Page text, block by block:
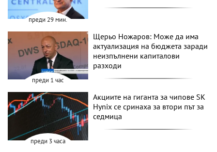
преди 29 мин.
преди 1 час
Щерьо Ножаров: Може да има
актуализация на бюджета заради
неизпълнени капиталови
разходи
преди 3 часа
Акциите на гиганта за чипове SK
Hynix се сринаха за втори път за
седмица